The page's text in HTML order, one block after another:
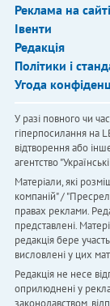
Реклама на сайті
Івенти
Редакція
Політики і
Угода
У разі повного чи
гіперпосилання на
відтворення або
агентство
Матеріали, які
компаній" /
правах реклами.
представлені.
редакція бере
висловлені у цих
Редакція не несе
оприлюднені у
законодавством,